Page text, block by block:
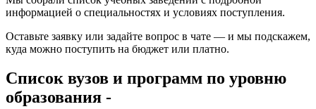
информацией о специальностях и условиях поступления.
Оставьте заявку или задайте вопрос в чате — и мы подскажем,
куда можно поступить на бюджет или платно.
Список вузов и программ по уровню
образования -